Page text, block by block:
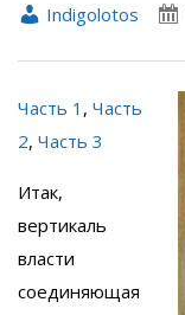
Indigolotos
Часть 1 , Часть
2, Часть 3
Итак,
вертикаль
власти
соединяющая